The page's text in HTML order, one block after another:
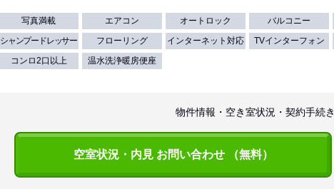
写真満載 エアコン オートロック バルコニー
シャンプードレッサー
フローリング インターネット対応 TVインターフォン
コンロ2口以上
温水洗浄暖房便座
物件情報・空き室状況・契約手続
空室状況・内見 お問い合わせ （無料）